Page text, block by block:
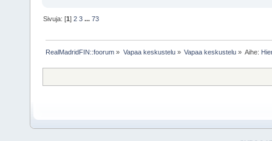
Sivuja: [1]2 3 ...73
RealMadridFIN::foorum » Vapaa keskustelu» Vapaa keskustelu» Aihe: